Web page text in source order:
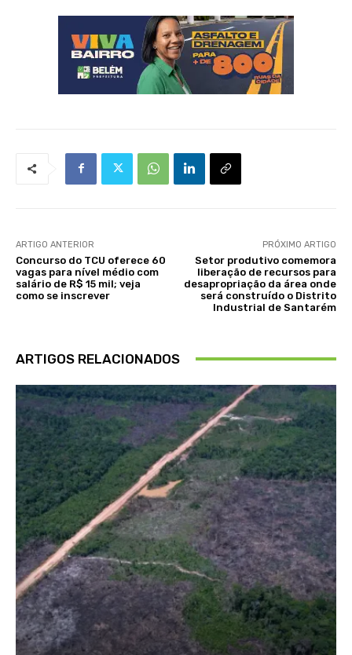
ARTIGO ANTERIOR
Concurso do TCU oferece 60
vagas para nível médio com
salário de R$ 15 mil; veja
como se inscrever
PRÓXIMO ARTIGO
Setor produtivo comemora
liberação de recursos para
desapropriação da área onde
será construído o Distrito
Industrial de Santarém
ARTIGOS RELACIONADOS